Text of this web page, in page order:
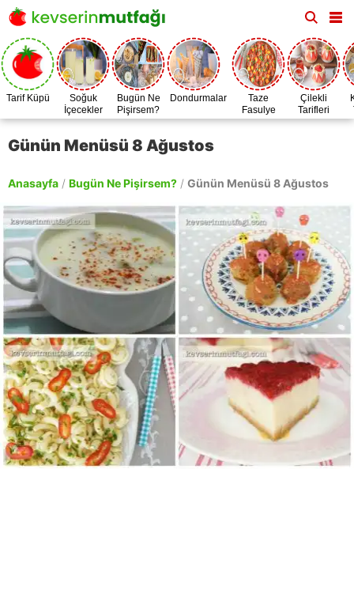
Tarif Küpü
Soğuk
İçecekler
Bugün Ne
Pişirsem?
Dondurmalar
Taze
Fasulye
Zamanı
Çilekli
Tarifleri
Günün Menüsü 8 Ağustos
Anasayfa / Bugün Ne Pişirsem? / Günün Menüsü 8 Ağustos